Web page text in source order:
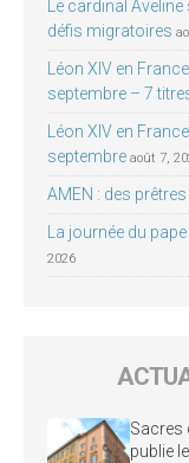
Le cardinal
défis migratoires
Léon XIV en
septembre – 7
Léon XIV en
septembre août 7,
AMEN : des
La journée du
2026
Sacres
publie